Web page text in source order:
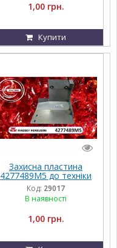
1,00 грн.
Купити
Захисна пластина
4277489M5 до техніки
Massey Ferguson,
FENDT, Challenger, Agco
Parts
Код: 29017
В наявності
1,00 грн.